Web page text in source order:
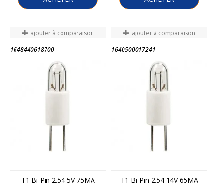
ajouter à comparaison
1648440618700
T1 Bi-Pin 2.54 5V 75MA
ajouter à comparaison
1640500017241
FIN DE STOCK
T1 Bi-Pin 2.54 14V 65MA